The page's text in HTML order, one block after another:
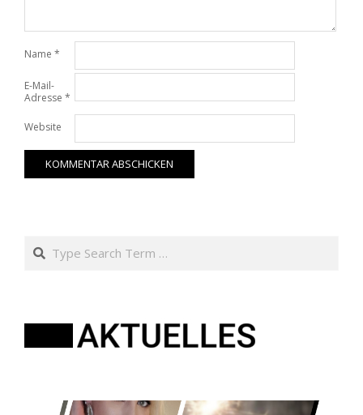
Name *
E-Mail-
Adresse *
Website
Search